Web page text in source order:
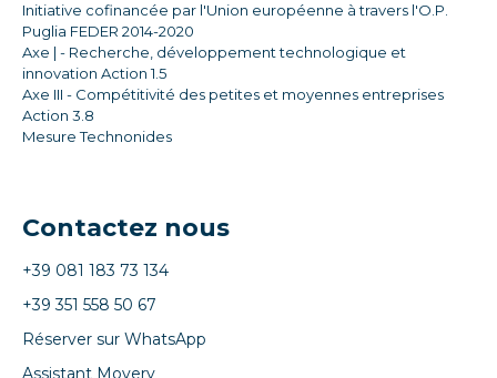
Initiative cofinancée par l'Union européenne à travers l'O.P.
Puglia FEDER 2014-2020
Axe | - Recherche, développement technologique et
innovation Action 1.5
Axe III - Compétitivité des petites et moyennes entreprises
Action 3.8
Mesure Technonides
Contactez nous
+39 081 183 73 134
+39 351 558 50 67
Réserver sur WhatsApp
Assistant Movery